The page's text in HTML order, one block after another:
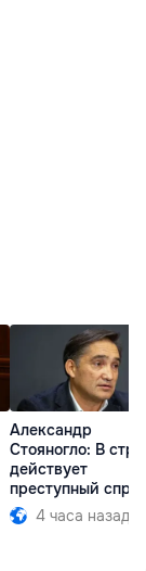
Александр
Стояногло: В
действует
преступный спрут
4 часа назад